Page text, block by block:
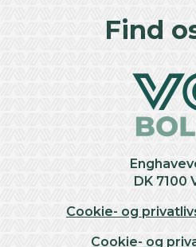
Find
DK 7100
Cookie- og
Cookie- og